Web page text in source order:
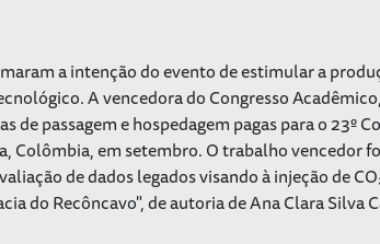
a intenção do evento de estimular a
A vencedora do Congresso Acadêmico,
de passagem e hospedagem pagas para o 23º
Colômbia, em setembro. O trabalho vencedor
de dados legados visando à injeção de CO
do Recôncavo", de autoria de Ana Clara Silva